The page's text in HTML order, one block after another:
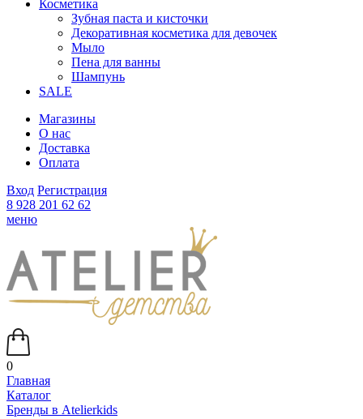
Косметика
Зубная паста и кисточки
Декоративная косметика для девочек
Мыло
Пена для ванны
Шампунь
SALE
Магазины
О нас
Доставка
Оплата
Вход Регистрация
8 928 201 62 62
меню
0
Главная
Каталог
Бренды в Atelierkids